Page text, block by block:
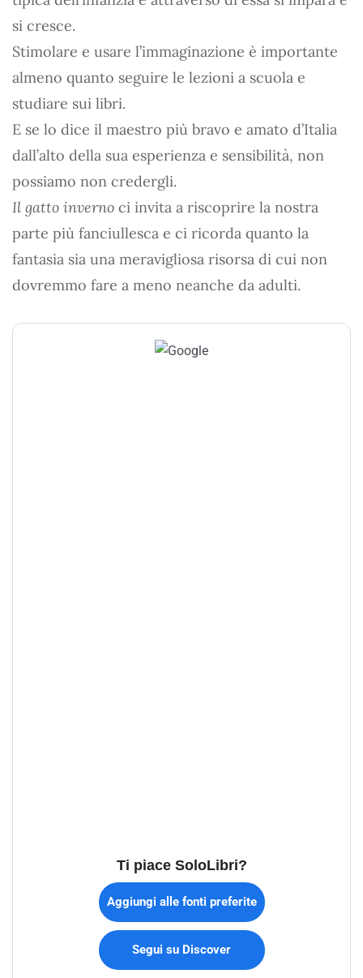
si cresce.
Stimolare e usare l’immaginazione è importante
almeno quanto seguire le lezioni a scuola e
studiare sui libri.
E se lo dice il maestro più bravo e amato d’Italia
dall’alto della sua esperienza e sensibilità, non
possiamo non credergli.
Il gatto inverno ci invita a riscoprire la nostra
parte più fanciullesca e ci ricorda quanto la
fantasia sia una meravigliosa risorsa di cui non
dovremmo fare a meno neanche da adulti.
Ti piace SoloLibri?
Aggiungi alle fonti preferite
Segui su Discover